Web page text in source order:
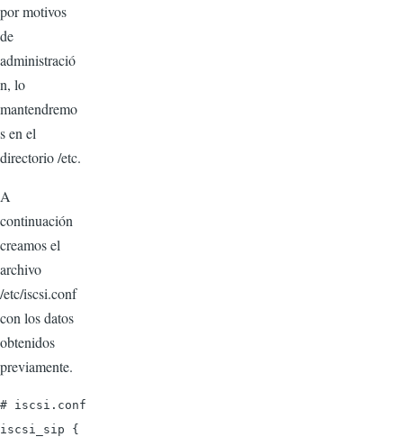
por motivos
de
administració
n, lo
mantendremo
s en el
directorio /etc.
A
continuación
creamos el
archivo
/etc/iscsi.conf
con los datos
obtenidos
previamente.
# iscsi.conf
iscsi_sip {